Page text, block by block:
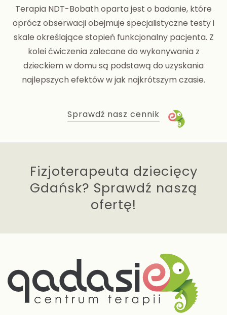
Terapia NDT-Bobath oparta jest o badanie, które
oprócz obserwacji obejmuje specjalistyczne testy i
skale określające stopień funkcjonalny pacjenta. Z
kolei ćwiczenia zalecane do wykonywania z
dzieckiem w domu są podstawą do uzyskania
najlepszych efektów w jak najkrótszym czasie.
Sprawdź nasz cennik
Fizjoterapeuta dziecięcy
Gdańsk? Sprawdź naszą
ofertę!